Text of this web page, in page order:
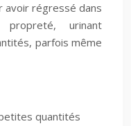
avoir régressé dans
urinant
parfois même
quantités